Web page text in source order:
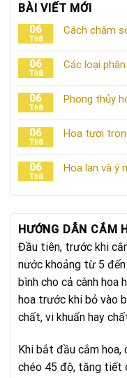
BÀI VIẾT MỚI
06
Th8
Cách chăm
06
Th8
Các loại
06
Th8
Phong thủy
06
Th8
Hoa tươi
06
Th8
Hoa lan và ý
HƯỚNG DẪN CẮM
Đầu tiên, trước khi
nước khoảng từ 5
bình cho cả cành hoa
hoa trước khi bỏ vào
chất, vi khuẩn hay
Khi bắt đầu cắm hoa,
chéo 45 độ, tăng tiết